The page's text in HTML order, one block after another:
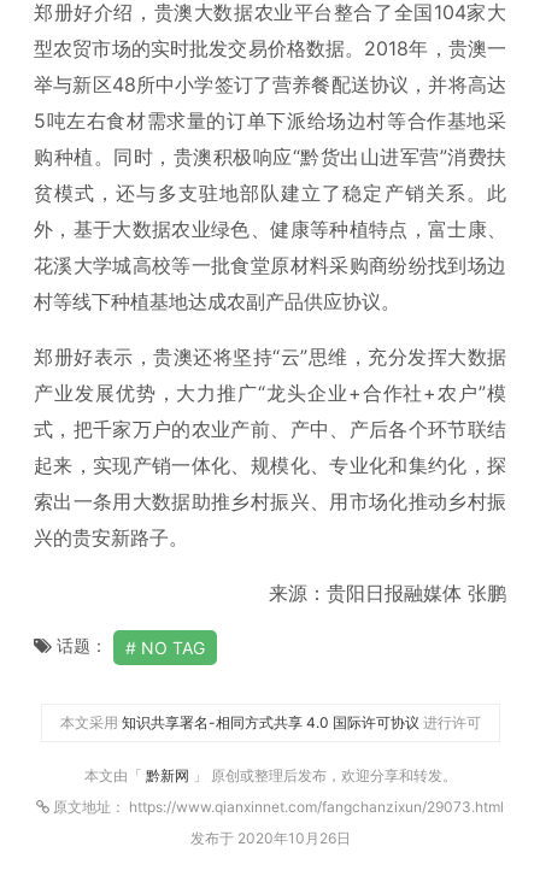
郑册好介绍，贵澳大数据农业平台整合了全国104家大
型农贸市场的实时批发交易价格数据。2018年，贵澳一
举与新区48所中小学签订了营养餐配送协议，并将高达
5吨左右食材需求量的订单下派给场边村等合作基地采
购种植。同时，贵澳积极响应“黔货出山进军营”消费扶
贫模式，还与多支驻地部队建立了稳定产销关系。此
外，基于大数据农业绿色、健康等种植特点，富士康、
花溪大学城高校等一批食堂原材料采购商纷纷找到场边
村等线下种植基地达成农副产品供应协议。
郑册好表示，贵澳还将坚持“云”思维，充分发挥大数据
产业发展优势，大力推广“龙头企业+合作社+农户”模
式，把千家万户的农业产前、产中、产后各个环节联结
起来，实现产销一体化、规模化、专业化和集约化，探
索出一条用大数据助推乡村振兴、用市场化推动乡村振
兴的贵安新路子。
来源：贵阳日报融媒体 张鹏
话题： NO TAG
本文采用 知识共享署名-相同方式共享 4.0 国际许可协议 进行许可
本文由「 黔新网 」 原创或整理后发布，欢迎分享和转发。
原文地址： https://www.qianxinnet.com/fangchanzixun/29073.html
发布于 2020年10月26日